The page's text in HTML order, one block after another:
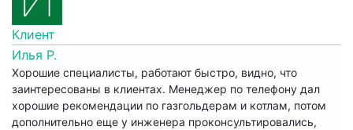
Клиент
Илья Р.
Хорошие специалисты, работают быстро, видно, что
заинтересованы в клиентах. Менеджер по телефону дал
хорошие рекомендации по газгольдерам и котлам, потом
дополнительно еще у инженера проконсультировались,